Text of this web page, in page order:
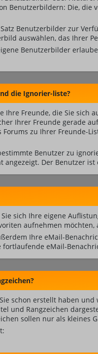
Benutzerbildern: Die,
Benutzerbilder zur
auswählen, das Ihrer
Benutzerbilder
die Ignorier-liste?
Ihre Freunde, die Sie
Ihrer Freunde gerade
Forums zu Ihrer Freunde-
Benutzer zu
angezeigt. Der Benutzer
sich Ihre eigene
aufnehmen
Ihre eMail-
fortlaufende eMail-
schon erstellt haben
und Rangzeichen
sollen nur als kleines